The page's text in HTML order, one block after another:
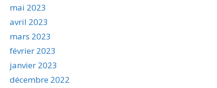
mai 2023
avril 2023
mars 2023
février 2023
janvier 2023
décembre 2022